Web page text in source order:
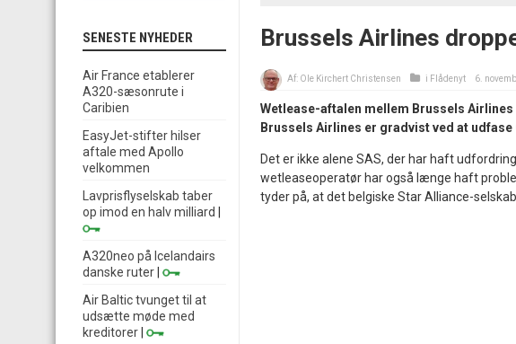
Brussels Airlines
Af: Ole Kirchert Christensen i Flådenyt 6.
Wetlease-aftalen mellem Brussels
Brussels Airlines er gradvist ved at udfase
Det er ikke alene SAS, der har haft
wetleaseoperatør har også længe haft
tyder på, at det belgiske Star Alliance-
SENESTE NYHEDER
Air France etablerer
A320-sæsonrute i
Caribien
EasyJet-stifter hilser
aftale med Apollo
velkommen
Lavprisflyselskab taber
op imod en halv milliard
A320neo på Icelandairs
danske ruter
Air Baltic tvunget til at
udsætte møde med
kreditorer